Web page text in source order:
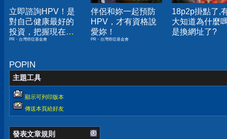
立即諮詢HPV！是
對自己健康最好的
投資，把握現在不
嫌晚！
PR・台灣癌症基金會
伴侶和妳一起預防
HPV，才有資格說
愛妳！
PR・台灣癌症基金會
18p2p掛點了,
大知道為什麼
是換網址了?
POPIN
主題工具
顯示可列印版本
傳送本頁給好友
發表文章規則